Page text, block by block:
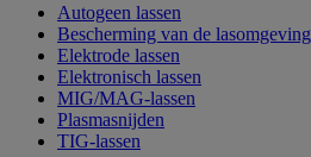
Autogeen lassen
Bescherming van de lasomgeving
Elektrode lassen
Elektronisch lassen
MIG/MAG-lassen
Plasmasnijden
TIG-lassen